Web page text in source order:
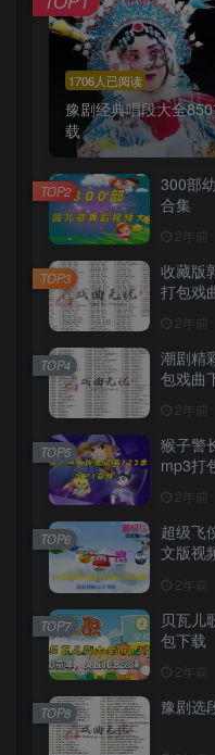
1706人已阅读
豫剧经典唱段大全
载
300部
合集
2年前
TOP2
收藏版
打包戏
2年前
TOP3
潮剧精
包戏曲
2年前
TOP4
猴子警
mp3打
2年前
TOP5
超级飞
文版视
2年前
TOP6
贝瓦儿
包下载
2年前
TOP7
豫剧选
TOP8